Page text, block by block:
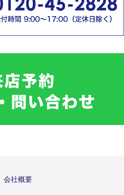
会社概要